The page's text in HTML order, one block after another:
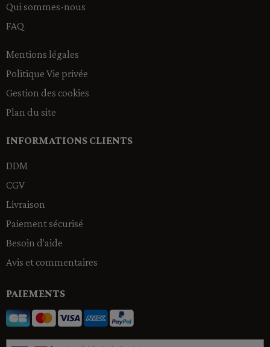
Qui sommes-nous
FAQ
Mentions légales
Politique Vie privée
Gestion des cookies
Plan du site
INFORMATIONS CLIENTS
DDM
CGV
Livraison
Paiement sécurisé
Besoin d'aide
Avis et commentaires
PAIEMENTS